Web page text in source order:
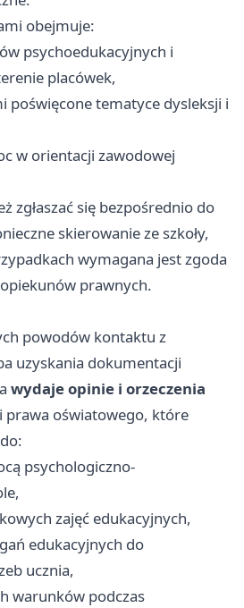
obejmuje:
psychoedukacyjnych i
placówek,
poświęcone tematyce dysleksji i
w orientacji zawodowej
zgłaszać się bezpośrednio do
skierowanie ze szkoły,
wymagana jest zgoda
prawnych.
powodów kontaktu z
uzyskania dokumentacji
wydaje opinie i orzeczenia
prawa oświatowego, które
psychologiczno-
zajęć edukacyjnych,
edukacyjnych do
ucznia,
warunków podczas